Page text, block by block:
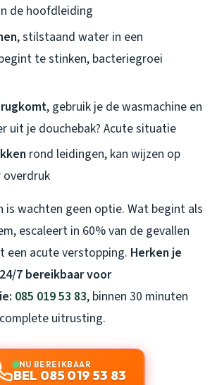
de hoofdleiding
, stilstaand water in een
te stinken, bacteriegroei
, gebruik je de wasmachine en
uit je douchebak? Acute situatie
rond leidingen, kan wijzen op
overdruk
is wachten geen optie. Wat begint als
escaleert in 60% van de gevallen
een acute verstopping. Herken je
7 bereikbaar voor
085 019 53 83, binnen 30 minuten
uitrusting.
NU BEREIKBAAR
BEL 085 019 53 83